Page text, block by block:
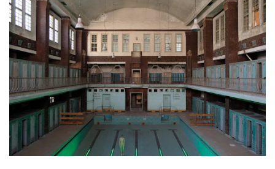
in der Leipziger Straße. Zentral, urban und super schön gestaltet
mit Hilfe des Designbüros llot llov aus Berlin. Seit Seit Ende April
2025 können sich nicht nur Museumsbesucher, sondern auch alle,
die qualitativ hochwertiges und köstlich zubereitetes Essen
lieben, freuen. Ob kleine Snacks, (Business)Lunch oder Kaffee
und Kuchen – Im W66 kommen nicht nur frische, gute und
gesunde Zutaten auf die Teller, die sich an den Jahreszeiten
orientieren und möglichst aus der Region kommen. Auch das
hausgemachte Brot, die Süßspeisen, der Kaffee von Coffee Circle
und die Weine von Juliane Eller (JUWEL Weine) sind köstlich. Das
Deli ist jetzt schon ein neuer Hotspot der Berliner (Food)Szene –
Als Restaurant, aber auch als Event-Location. Christian Wilke und